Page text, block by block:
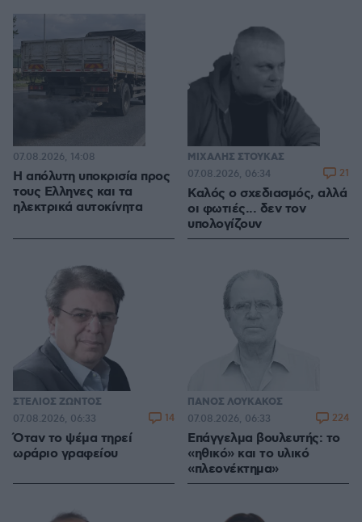
Η απόλυτη υποκρισία προς
τους Ελληνες και τα
ηλεκτρικά αυτοκίνητα
07.08.2026, 14:08 ΜΙΧΑΛΗΣ ΣΤΟΥΚΑΣ
Καλός ο σχεδιασμός, αλλά
οι φωτιές... δεν τον
υπολογίζουν
07.08.2026, 06:34 21
ΣΤΕΛΙΟΣ ΖΩΝΤΟΣ
Όταν το ψέμα τηρεί
ωράριο γραφείου
07.08.2026, 06:33 14
ΠΑΝΟΣ ΛΟΥΚΑΚΟΣ
Επάγγελμα βουλευτής: το
«ηθικό» και το υλικό
«πλεονέκτημα»
07.08.2026, 06:33 224